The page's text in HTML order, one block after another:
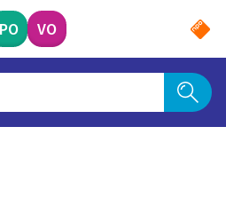
PO VO